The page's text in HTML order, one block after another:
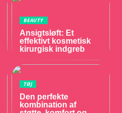
BEAUTY
Ansigtsløft: Et
effektivt kosmetisk
kirurgisk indgreb
TØJ
Den perfekte
kombination af